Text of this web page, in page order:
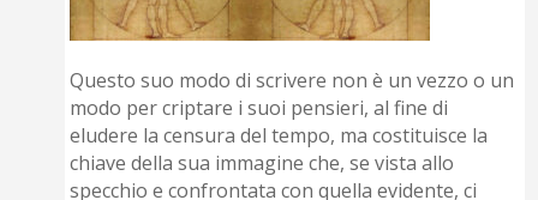
Questo suo modo di scrivere non è un vezzo o un
modo per criptare i suoi pensieri, al fine di
eludere la censura del tempo, ma costituisce la
chiave della sua immagine che, se vista allo
specchio e confrontata con quella evidente, ci